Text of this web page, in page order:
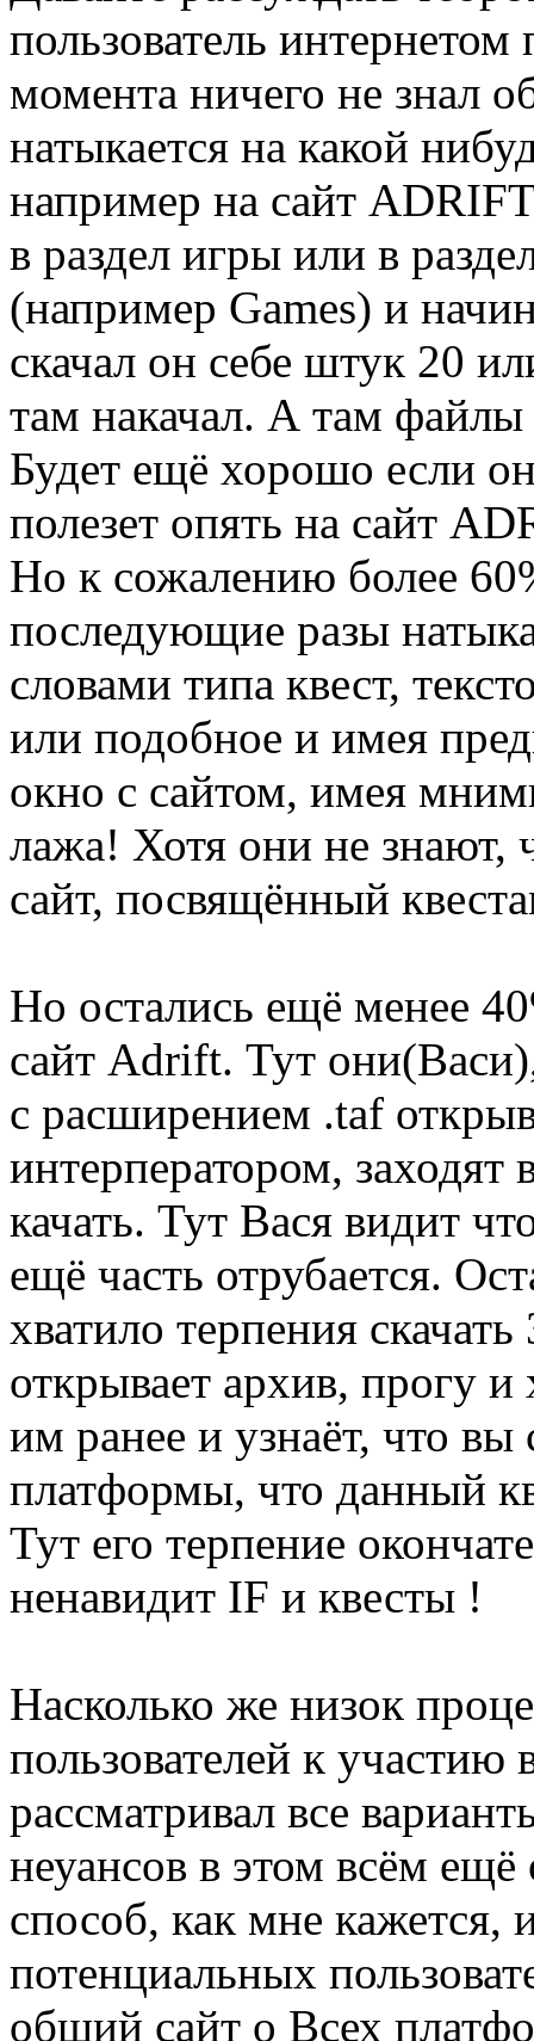
пользователь
момента ничего не знал
натыкается на какой
например на сайт
в раздел игры или в
(например Games) и
скачал он себе штук 20
там накачал. А там файлы
Будет ещё хорошо если
полезет опять на сайт
Но к сожалению более
последующие разы
словами типа квест,
или подобное и имея
окно с сайтом, имея
лажа! Хотя они не знают,
сайт, посвящённый
Но остались ещё менее
сайт Adrift. Тут
с расширением .taf
интерператором, заходят
качать. Тут Вася видит
ещё часть отрубается.
хватило терпения
открывает архив, прогу и
им ранее и узнаёт, что вы
платформы, что данный
Тут его терпение
ненавидит IF и квесты !
Насколько же низок
пользователей к
рассматривал все
неуансов в этом всём
способ, как мне
потенциальных
общий сайт о Всех